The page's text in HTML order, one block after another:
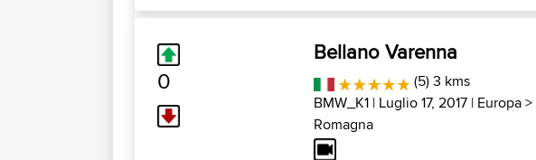
0
Bellano Varenna
(5) 3 kms
BMW_K1 | Luglio 17, 2017 | Europa>
Romagna